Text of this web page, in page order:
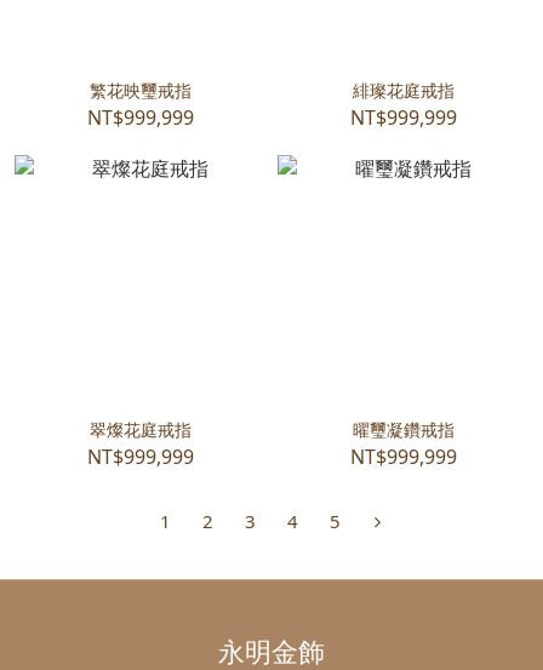
繁花映璽戒指
NT$999,999
緋璨花庭戒指
NT$999,999
翠燦花庭戒指
NT$999,999
曜璽凝鑽戒指
NT$999,999
1 2 3 4 5
永明金飾